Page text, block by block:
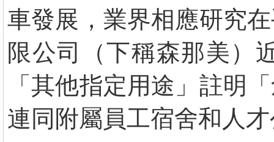
車發展，業界相應研究
限公司（下稱森那美）
「其他指定用途」註明
連同附屬員工宿舍和人